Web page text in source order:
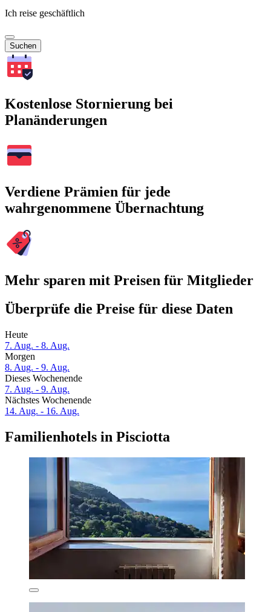
Ich reise geschäftlich
Suchen
Kostenlose Stornierung bei
Planänderungen
Verdiene Prämien für jede
wahrgenommene Übernachtung
Mehr sparen mit Preisen für Mitglieder
Überprüfe die Preise für diese Daten
Heute
7. Aug. - 8. Aug.
Morgen
8. Aug. - 9. Aug.
Dieses Wochenende
7. Aug. - 9. Aug.
Nächstes Wochenende
14. Aug. - 16. Aug.
Familienhotels in Pisciotta